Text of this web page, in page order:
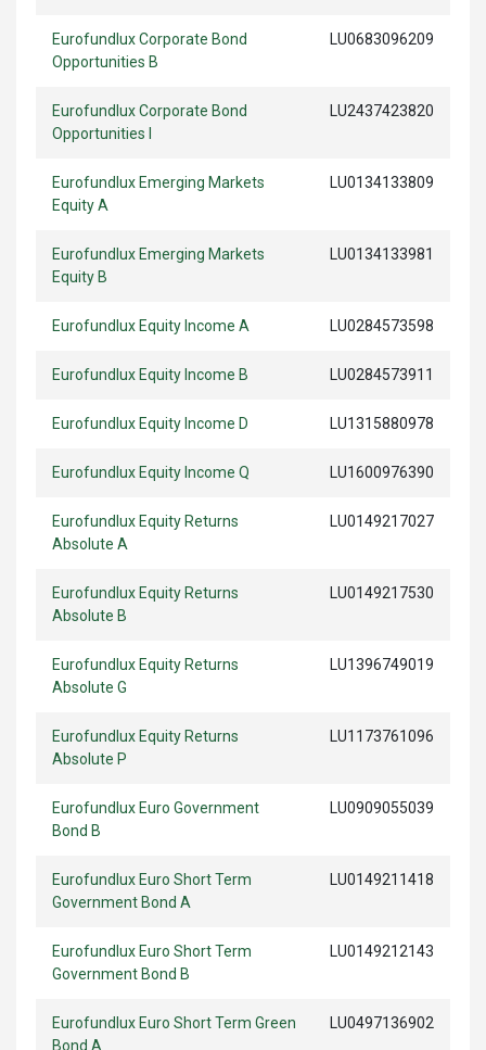
Eurofundlux Corporate Bond
Opportunities B
LU0683096209
Eurofundlux Corporate Bond
Opportunities I
LU2437423820
Eurofundlux Emerging Markets
Equity A
LU0134133809
Eurofundlux Emerging Markets
Equity B
LU0134133981
Eurofundlux Equity Income A LU0284573598
Eurofundlux Equity Income B LU0284573911
Eurofundlux Equity Income D LU1315880978
Eurofundlux Equity Income Q LU1600976390
Eurofundlux Equity Returns
Absolute A
LU0149217027
Eurofundlux Equity Returns
Absolute B
LU0149217530
Eurofundlux Equity Returns
Absolute G
LU1396749019
Eurofundlux Equity Returns
Absolute P
LU1173761096
Eurofundlux Euro Government
Bond B
LU0909055039
Eurofundlux Euro Short Term
Government Bond A
LU0149211418
Eurofundlux Euro Short Term
Government Bond B
LU0149212143
Eurofundlux Euro Short Term Green
Bond A
LU0497136902